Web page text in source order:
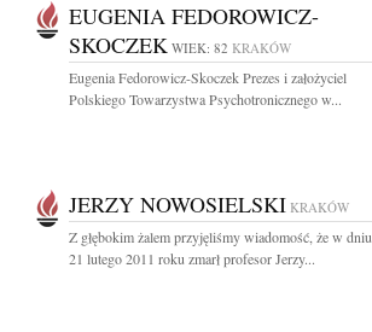
EUGENIA FEDOROWICZ-
SKOCZEK WIEK: 82 KRAKÓW
Eugenia Fedorowicz-Skoczek Prezes i założyciel
Polskiego Towarzystwa Psychotronicznego w...
JERZY NOWOSIELSKI KRAKÓW
Z głębokim żalem przyjęliśmy wiadomość, że w dniu
21 lutego 2011 roku zmarł profesor Jerzy...